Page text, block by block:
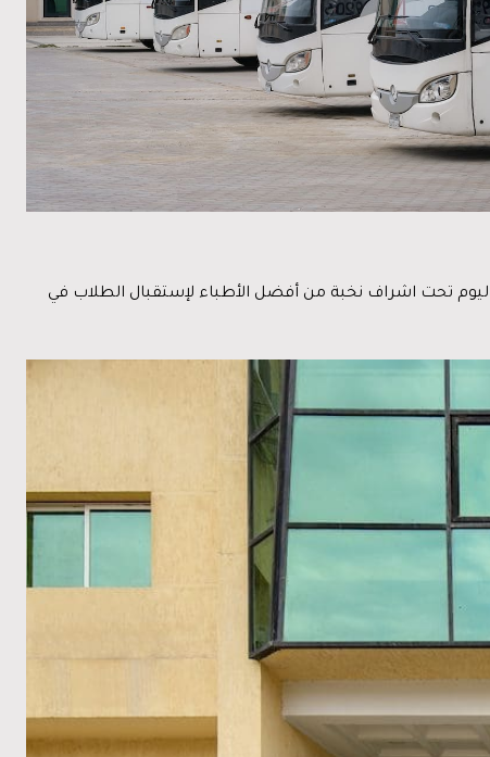
في طليعه أولويتها، لذلك تقدم الجامعه عيادة طبية مجهزه علي أعلي مستوي، تعمل ٢٤ ساعه في اليوم تحت اشراف نخبة من أفضل الأطباء لإستقبال الطلاب في